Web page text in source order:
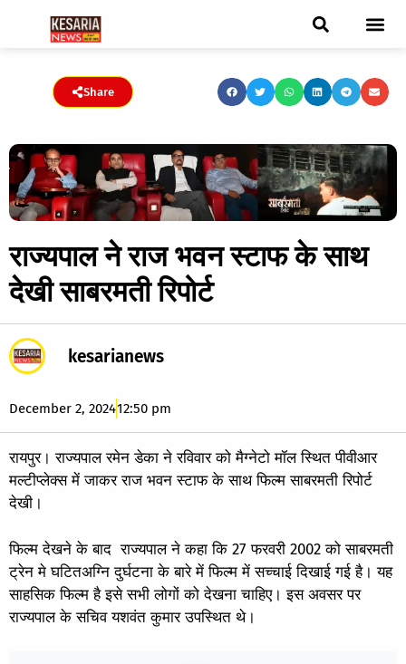
Share
राज्यपाल ने राज भवन स्टाफ के साथ
देखी साबरमती रिपोर्ट
kesarianews
December 2, 202412:50 pm
रायपुर। राज्यपाल रमेन डेका ने रविवार को मैग्नेटो मॉल स्थित पीवीआर
मल्टीप्लेक्स में जाकर राज भवन स्टाफ के साथ फिल्म साबरमती रिपोर्ट
देखी।
फिल्म देखने के बाद राज्यपाल ने कहा कि 27 फरवरी 2002 को साबरमती
ट्रेन मे घटितअग्नि दुर्घटना के बारे में फिल्म में सच्चाई दिखाई गई है। यह
साहसिक फिल्म है इसे सभी लोगों को देखना चाहिए। इस अवसर पर
राज्यपाल के सचिव यशवंत कुमार उपस्थित थे।